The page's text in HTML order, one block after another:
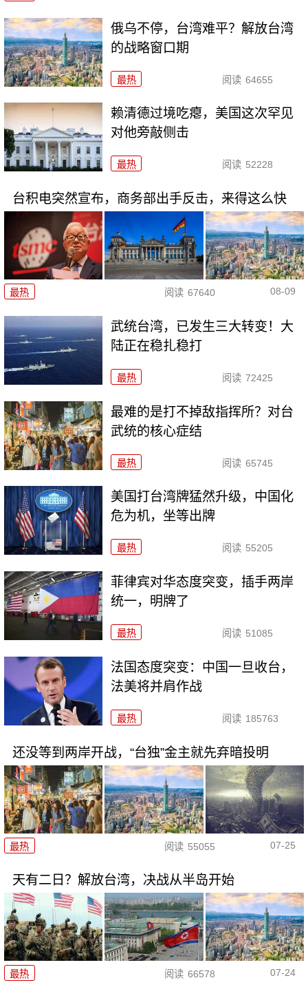
俄乌不停，台湾难平？解放台湾
的战略窗口期
最热 阅读 64655
赖清德过境吃瘪，美国这次罕见
对他旁敲侧击
最热 阅读 52228
台积电突然宣布，商务部出手反击，来得这么快
最热 阅读 67640 08-09
武统台湾，已发生三大转变！大
陆正在稳扎稳打
最热 阅读 72425
最难的是打不掉敌指挥所？对台
武统的核心症结
最热 阅读 65745
美国打台湾牌猛然升级，中国化
危为机，坐等出牌
最热 阅读 55205
菲律宾对华态度突变，插手两岸
统一，明牌了
最热 阅读 51085
法国态度突变：中国一旦收台，
法美将并肩作战
最热 阅读 185763
还没等到两岸开战，“台独”金主就先弃暗投明
最热 阅读 55055 07-25
天有二日？解放台湾，决战从半岛开始
最热 阅读 66578 07-24